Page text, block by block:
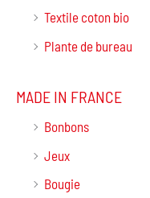
Textile coton bio
Plante de bureau
MADE IN FRANCE
Bonbons
Jeux
Bougie